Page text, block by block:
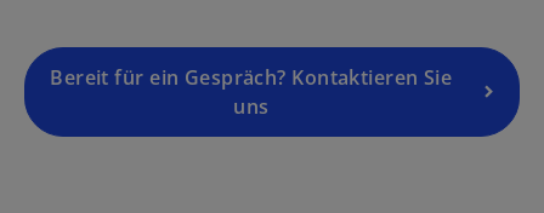
Bereit für ein Gespräch? Kontaktieren Sie
uns